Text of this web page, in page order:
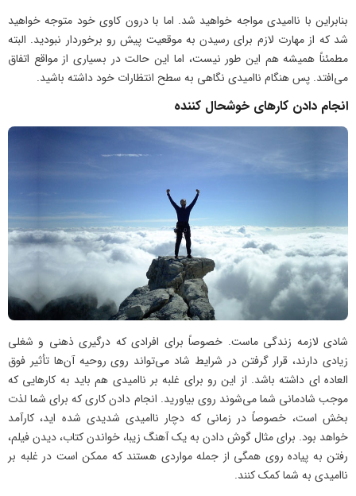
بنابراین با ناامیدی مواجه خواهید شد. اما با درون کاوی خود متوجه خواهید
شد که از مهارت لازم برای رسیدن به موقعیت پیش رو برخوردار نبودید. البته
مطمئناً همیشه هم این طور نیست، اما این حالت در بسیاری از مواقع اتفاق
می‌افتد. پس هنگام ناامیدی نگاهی به سطح انتظارات خود داشته باشید.
انجام دادن کارهای خوشحال کننده
شادی لازمه زندگی ماست. خصوصاً برای افرادی که درگیری ذهنی و شغلی
زیادی دارند، قرار گرفتن در شرایط شاد می‌تواند روی روحیه آن‌ها تأثیر فوق
العاده ای داشته باشد. از این رو برای غلبه بر ناامیدی هم باید به کارهایی که
موجب شادمانی شما می‌شوند روی بیاورید. انجام دادن کاری که برای شما لذت
بخش است، خصوصاً در زمانی که دچار ناامیدی شدیدی شده اید، کارآمد
خواهد بود. برای مثال گوش دادن به یک آهنگ زیبا، خواندن کتاب، دیدن فیلم،
رفتن به پیاده روی همگی از جمله مواردی هستند که ممکن است در غلبه بر
ناامیدی به شما کمک کنند.